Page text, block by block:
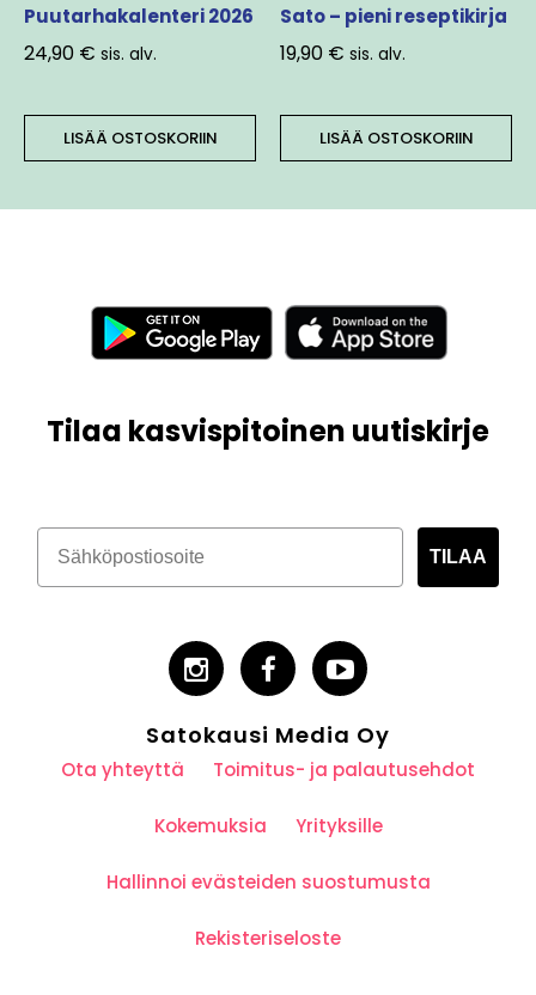
Puutarhakalenteri 2026
24,90 € sis. alv.
LISÄÄ OSTOSKORIIN
Sato – pieni reseptikirja
19,90 € sis. alv.
LISÄÄ OSTOSKORIIN
Tilaa kasvispitoinen uutiskirje
TILAA
Satokausi Media Oy
Ota yhteyttä Toimitus- ja palautusehdot
Kokemuksia Yrityksille
Hallinnoi evästeiden suostumusta
Rekisteriseloste